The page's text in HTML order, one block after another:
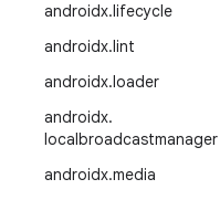
androidx.lifecycle
androidx.lint
androidx.loader
androidx.
localbroadcastmanager
androidx.media